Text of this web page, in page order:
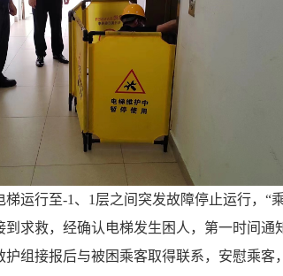
梯运行至-1 、1层之间突发故障停止运行，“
求救，经确认电梯发生困人，第一时间通
组接报后与被困乘客取得联系，安慰乘客